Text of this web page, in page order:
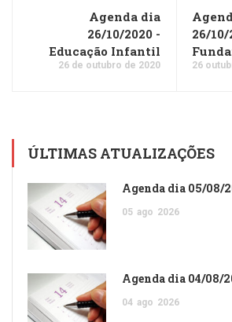
Agenda dia
26/10/2020 -
Educação Infantil
26 de outubro de 2020
26/
26
ÚLTIMAS ATUALIZAÇÕES
Agenda dia 05/08/
05 ago 2026
Agenda dia 04/08/
04 ago 2026